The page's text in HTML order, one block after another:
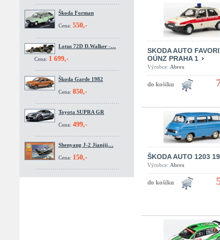
Škoda Forman
Cena: 550,-
Lotus 72D D.Walker -…
Cena: 1 699,-
Škoda Garde 1982
Cena: 850,-
Toyota SUPRA GR
Cena: 499,-
Shenyang J-2 Jianjij…
Cena: 150,-
SKODA AUTO
OÚNZ PRAHA 1
Výrobce: Abrex
ŠKODA AUTO 1203
Výrobce: Abrex